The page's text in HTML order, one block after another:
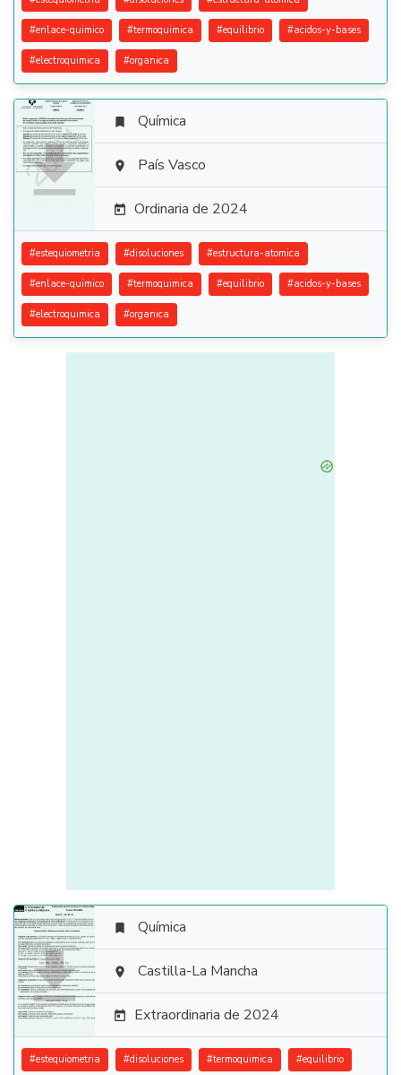
#enlace-quimico #termoquimica #equilibrio #acidos-y-bases
#electroquimica #organica

 Química
 País Vasco
 Ordinaria de 2024
#estequiometria #disoluciones #estructura-atomica
#enlace-quimico #termoquimica #equilibrio #acidos-y-bases
#electroquimica #organica

 Química
 Castilla-La Mancha
 Extraordinaria de 2024
#estequiometria #disoluciones #termoquimica #equilibrio